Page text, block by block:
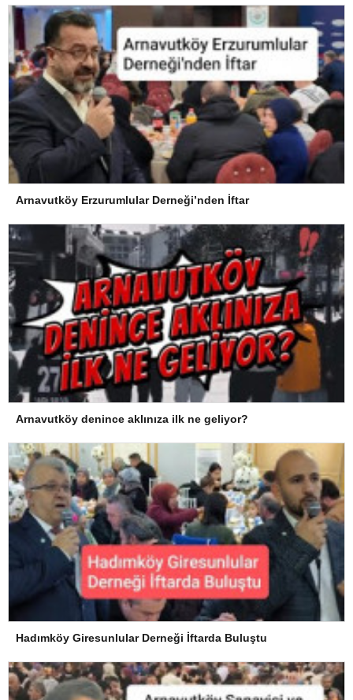
Arnavutköy Erzurumlular Derneği’nden İftar
Arnavutköy denince aklınıza ilk ne geliyor?
Hadımköy Giresunlular Derneği İftarda Buluştu